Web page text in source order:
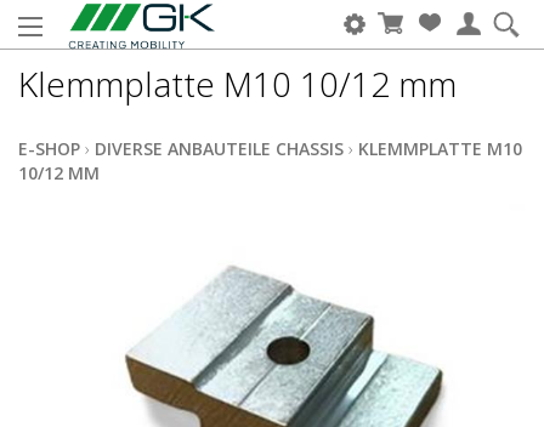
Klemmplatte M10 10/12 mm
E-SHOP › DIVERSE ANBAUTEILE CHASSIS › KLEMMPLATTE M10
10/12 MM